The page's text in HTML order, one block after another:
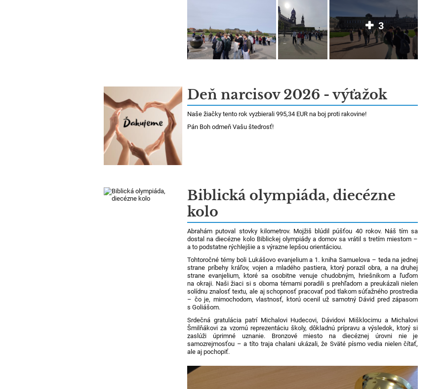
3
Deň narcisov 2026 - výťažok
Naše žiačky tento rok vyzbierali 995,34 EUR na boj proti rakovine!
Pán Boh odmeň Vašu štedrosť!
Biblická olympiáda, diecézne
kolo
Abrahám putoval stovky kilometrov. Mojžiš blúdil púšťou 40 rokov. Náš tím sa
dostal na diecézne kolo Biblickej olympiády a domov sa vrátil s tretím miestom –
a to podstatne rýchlejšie a s výrazne lepšou orientáciou.
Tohtoročné témy boli Lukášovo evanjelium a 1. kniha Samuelova – teda na jednej
strane príbehy kráľov, vojen a mladého pastiera, ktorý porazil obra, a na druhej
strane evanjelium, ktoré sa osobitne venuje chudobným, hriešnikom a ľuďom
na okraji. Naši žiaci si s oboma témami poradili s prehľadom a preukázali nielen
solídnu znalosť textu, ale aj schopnosť pracovať pod tlakom súťažného prostredia
– čo je, mimochodom, vlastnosť, ktorú ocenil už samotný Dávid pred zápasom
s Goliášom.
Srdečná gratulácia patrí Michalovi Hudecovi, Dávidovi Mišklocimu a Michalovi
Šmilňákovi za vzornú reprezentáciu školy, dôkladnú prípravu a výsledok, ktorý si
zaslúži úprimné uznanie. Bronzové miesto na diecéznej úrovni nie je
samozrejmosťou – a títo traja chalani ukázali, že Sväté písmo vedia nielen čítať,
ale aj pochopiť.